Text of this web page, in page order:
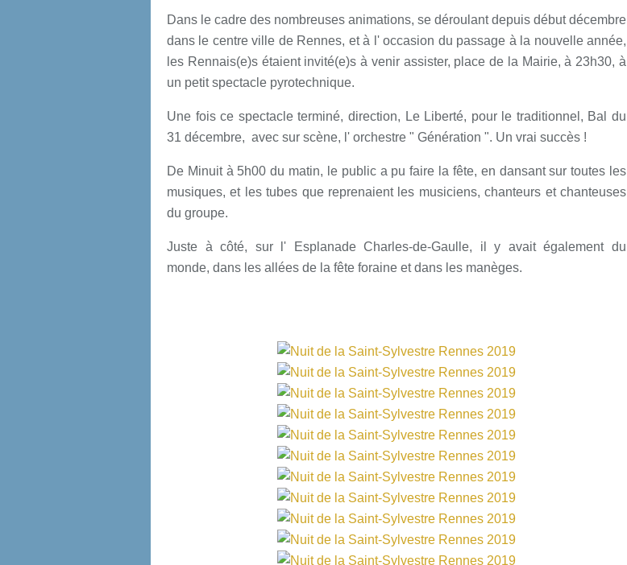
Dans le cadre des nombreuses animations, se déroulant depuis début décembre
dans le centre ville de Rennes, et à l' occasion du passage à la nouvelle année,
les Rennais(e)s étaient invité(e)s à venir assister, place de la Mairie, à 23h30, à
un petit spectacle pyrotechnique.
Une fois ce spectacle terminé, direction, Le Liberté, pour le traditionnel, Bal du
31 décembre, avec sur scène, l' orchestre " Génération ". Un vrai succès !
De Minuit à 5h00 du matin, le public a pu faire la fête, en dansant sur toutes les
musiques, et les tubes que reprenaient les musiciens, chanteurs et chanteuses
du groupe.
Juste à côté, sur l' Esplanade Charles-de-Gaulle, il y avait également du
monde, dans les allées de la fête foraine et dans les manèges.